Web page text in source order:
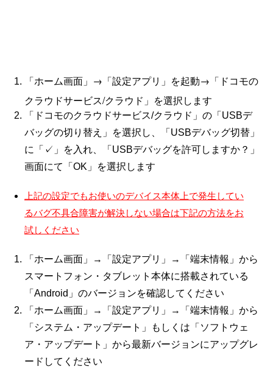
「ホーム画面」→「設定アプリ」を起動→「ドコモの
クラウドサービス/クラウド」を選択します
「ドコモのクラウドサービス/クラウド」の「USBデ
バッグの切り替え」を選択し、「USBデバッグ切替」
に「✓」を入れ、「USBデバッグを許可しますか？」
画面にて「OK」を選択します
上記の設定でもお使いのデバイス本体上で発生してい
るバグ不具合障害が解決しない場合は下記の方法をお
試しください
「ホーム画面」→「設定アプリ」→「端末情報」から
スマートフォン・タブレット本体に搭載されている
「 Android 」のバージョンを確認してください
「ホーム画面」→「設定アプリ」→「端末情報」から
「システム・アップデート」もしくは「ソフトウェ
ア・アップデート」から最新バージョンにアップグレ
ードしてください